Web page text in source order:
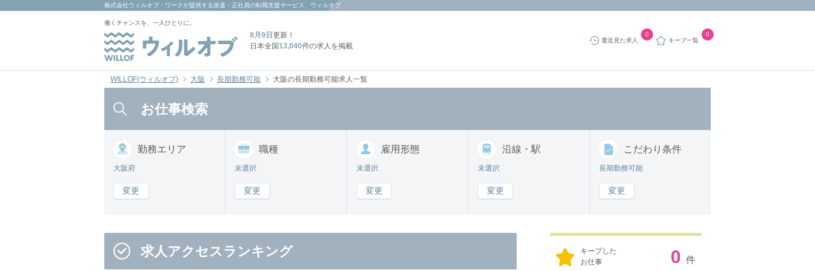
株式会社ウィルオブ・ワーク が提供する派遣・正社員の転職支援サービス ウィルオブ
働くチャンスを、一人ひとりに。
8月9日 更新！
日本全国13,040件の求人を掲載
最近見た求人
0
キープ一覧
0
WILLOF(ウィルオブ) 大阪 長期勤務可能 大阪の長期勤務可能求人一覧
お仕事検索
勤務エリア
大阪府
変更
職種
未選択
変更
雇用形態
未選択
変更
沿線・駅
未選択
変更
こだわり 条件
長期勤務可能
変更
求人アクセスランキング
キープした
お仕事
0 件